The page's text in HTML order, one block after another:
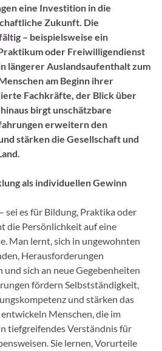
eine Investition in die
Zukunft. Die
– beispielsweise ein
oder Freiwilligendienst
längerer Auslandsaufenthalt zum
am Beginn ihrer
Fachkräfte, der Blick über
birgt unschätzbare
erweitern den
stärken die Gesellschaft und
als individuellen Gewinn
sei es für Bildung, Praktika oder
die Persönlichkeit auf eine
Man lernt, sich in ungewohnten
Herausforderungen
sich an neue Gegebenheiten
fördern Selbstständigkeit,
und stärken das
Menschen, die im
tiefgreifendes Verständnis für
Sie lernen, Vorurteile